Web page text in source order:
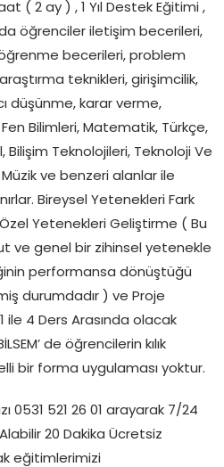
( 2 ay ) , 1 Yıl Destek Eğitimi ,
öğrenciler iletişim becerileri,
becerileri, problem
teknikleri, girişimcilik,
düşünme, karar verme,
Bilimleri, Matematik, Türkçe,
Bilişim Teknolojileri, Teknoloji Ve
ve benzeri alanlar ile
Bireysel Yetenekleri Fark
Yetenekleri Geliştirme ( Bu
ve genel bir zihinsel yetenekle
performansa dönüştüğü
durumdadır ) ve Proje
ile 4 Ders Arasında olacak
de öğrencilerin kılık
bir forma uygulaması yoktur.
0531 521 26 01 arayarak 7/24
20 Dakika Ücretsiz
eğitimlerimizi